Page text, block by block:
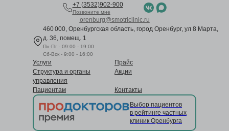
+7 (3532)902-900
Позвоните мне
orenburg@smotriclinic.ru
460 000, Оренбургская область, город Оренбург, ул 8 Марта,
д. 36, помещ. 1
Пн-Пт - 09:00 - 19:00
Сб-Вск - 9:00 - 16:00
Услуги
Прайс
Структура и органы
управления
Акции
Пациентам Контакты
Выбор пациентов
в рейтинге частных
клиник Оренбурга